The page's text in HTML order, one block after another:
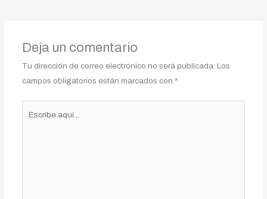
Deja un comentario
Tu dirección de correo electrónico no será publicada. Los
campos obligatorios están marcados con *